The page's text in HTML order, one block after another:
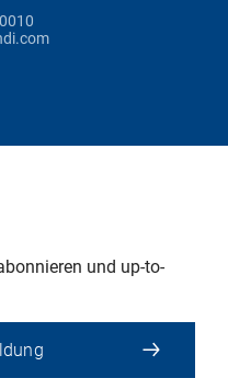
und up-to-